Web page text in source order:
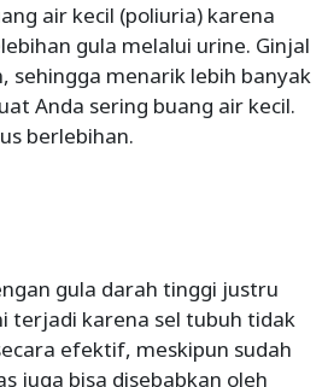
air kecil (poliuria) karena
gula melalui urine. Ginjal
sehingga menarik lebih banyak
Anda sering buang air kecil.
berlebihan.
gula darah tinggi justru
terjadi karena sel tubuh tidak
efektif, meskipun sudah
juga bisa disebabkan oleh